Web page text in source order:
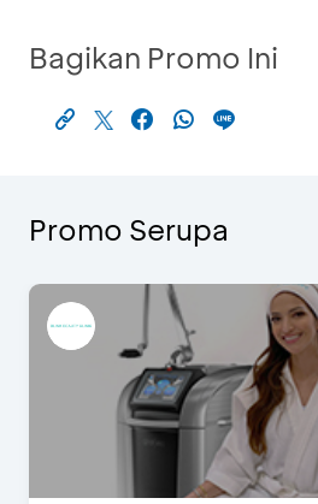
Bagikan Promo Ini
Promo Serupa